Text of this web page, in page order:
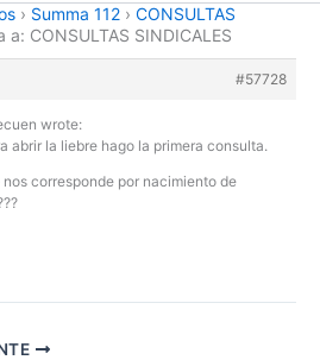
› Summa 112 › CONSULTAS
a: CONSULTAS SINDICALES
#57728
wrote:
abrir la liebre hago la primera consulta.
nos corresponde por nacimiento de